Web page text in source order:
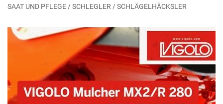
SAAT UND PFLEGE / SCHLEGLER / SCHLÄGELHÄCKSLER